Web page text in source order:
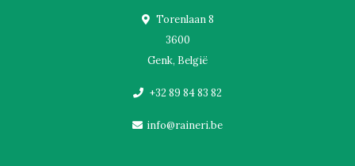
Torenlaan 8
3600
Genk, België
+32 89 84 83 82
info@raineri.be